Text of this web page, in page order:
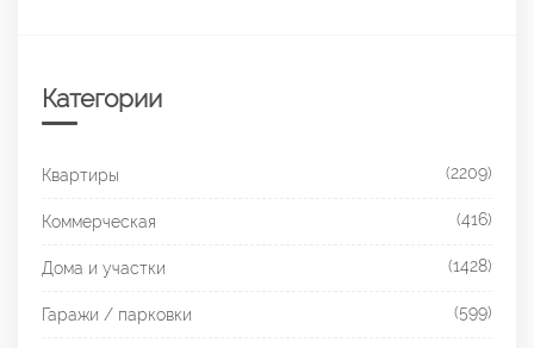
Категории
Квартиры (2209)
Коммерческая (416)
Дома и участки (1428)
Гаражи / парковки (599)